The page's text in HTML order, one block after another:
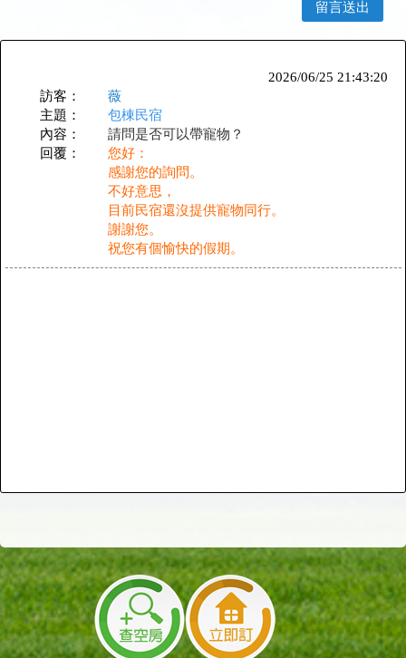
2026/06/25 21:43:20
訪客：
薇
主題：
包棟民宿
內容：
請問是否可以帶寵物？
回覆：
您好：
感謝您的詢問。
不好意思，
目前民宿還沒提供寵物同行。
謝謝您。
祝您有個愉快的假期。